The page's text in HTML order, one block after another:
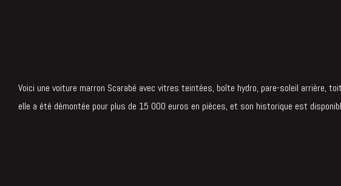
Voici une voiture marron Scarabé avec vitres teintées, boîte hydro, pare-soleil arrière,
elle a été démontée pour plus de 15 000 euros en pièces, et son historique est